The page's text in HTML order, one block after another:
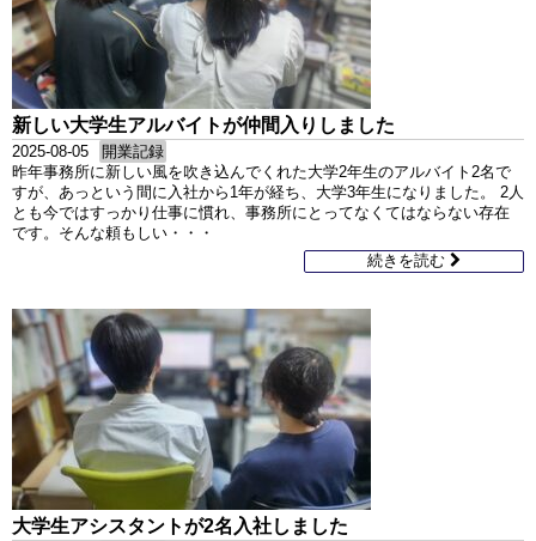
新しい大学生アルバイトが仲間入りしました
2025-08-05
開業記録
昨年事務所に新しい風を吹き込んでくれた大学2年生のアルバイト2名で
すが、あっという間に入社から1年が経ち、大学3年生になりました。 2人
とも今ではすっかり仕事に慣れ、事務所にとってなくてはならない存在
です。そんな頼もしい・・・
続きを読む
大学生アシスタントが2名入社しました